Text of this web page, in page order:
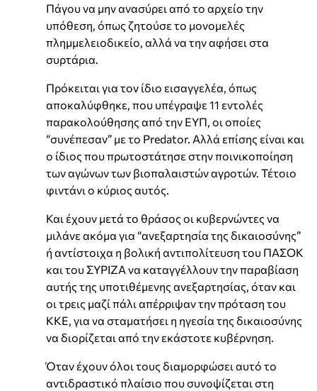
Πάγου να μην ανασύρει από το αρχείο την
υπόθεση, όπως ζητούσε το μονομελές
πλημμελειοδικείο, αλλά να την αφήσει στα
συρτάρια.
Πρόκειται για τον ίδιο εισαγγελέα, όπως
αποκαλύφθηκε, που υπέγραψε 11 εντολές
παρακολούθησης από την ΕΥΠ, οι οποίες
“συνέπεσαν” με το Predator. Αλλά επίσης είναι και
ο ίδιος που πρωτοστάτησε στην ποινικοποίηση
των αγώνων των βιοπαλαιστών αγροτών. Τέτοιο
φιντάνι ο κύριος αυτός.
Και έχουν μετά το θράσος οι κυβερνώντες να
μιλάνε ακόμα για “ανεξαρτησία της δικαιοσύνης”
ή αντίστοιχα η βολική αντιπολίτευση του ΠΑΣΟΚ
και του ΣΥΡΙΖΑ να καταγγέλλουν την παραβίαση
αυτής της υποτιθέμενης ανεξαρτησίας, όταν και
οι τρεις μαζί πάλι απέρριψαν την πρόταση του
ΚΚΕ, για να σταματήσει η ηγεσία της δικαιοσύνης
να διορίζεται από την εκάστοτε κυβέρνηση.
Όταν έχουν όλοι τους διαμορφώσει αυτό το
αντιδραστικό πλαίσιο που συνοψίζεται στη